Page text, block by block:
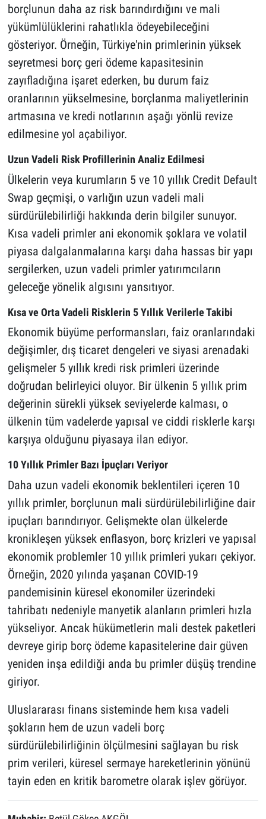
borçlunun daha az risk barındırdığını ve mali
yükümlülüklerini rahatlıkla ödeyebileceğini
gösteriyor. Örneğin, Türkiye'nin primlerinin yüksek
seyretmesi borç geri ödeme kapasitesinin
zayıfladığına işaret ederken, bu durum faiz
oranlarının yükselmesine, borçlanma maliyetlerinin
artmasına ve kredi notlarının aşağı yönlü revize
edilmesine yol açabiliyor.
Uzun Vadeli Risk Profillerinin Analiz Edilmesi
Ülkelerin veya kurumların 5 ve 10 yıllık Credit Default
Swap geçmişi, o varlığın uzun vadeli mali
sürdürülebilirliği hakkında derin bilgiler sunuyor.
Kısa vadeli primler ani ekonomik şoklara ve volatil
piyasa dalgalanmalarına karşı daha hassas bir yapı
sergilerken, uzun vadeli primler yatırımcıların
geleceğe yönelik algısını yansıtıyor.
Kısa ve Orta Vadeli Risklerin 5 Yıllık Verilerle Takibi
Ekonomik büyüme performansları, faiz oranlarındaki
değişimler, dış ticaret dengeleri ve siyasi arenadaki
gelişmeler 5 yıllık kredi risk primleri üzerinde
doğrudan belirleyici oluyor. Bir ülkenin 5 yıllık prim
değerinin sürekli yüksek seviyelerde kalması, o
ülkenin tüm vadelerde yapısal ve ciddi risklerle karşı
karşıya olduğunu piyasaya ilan ediyor.
10 Yıllık Primler Bazı İpuçları Veriyor
Daha uzun vadeli ekonomik beklentileri içeren 10
yıllık primler, borçlunun mali sürdürülebilirliğine dair
ipuçları barındırıyor. Gelişmekte olan ülkelerde
kronikleşen yüksek enflasyon, borç krizleri ve yapısal
ekonomik problemler 10 yıllık primleri yukarı çekiyor.
Örneğin, 2020 yılında yaşanan COVID-19
pandemisinin küresel ekonomiler üzerindeki
tahribatı nedeniyle manyetik alanların primleri hızla
yükseliyor. Ancak hükümetlerin mali destek paketleri
devreye girip borç ödeme kapasitelerine dair güven
yeniden inşa edildiği anda bu primler düşüş trendine
giriyor.
Uluslararası finans sisteminde hem kısa vadeli
şokların hem de uzun vadeli borç
sürdürülebilirliğinin ölçülmesini sağlayan bu risk
prim verileri, küresel sermaye hareketlerinin yönünü
tayin eden en kritik barometre olarak işlev görüyor.